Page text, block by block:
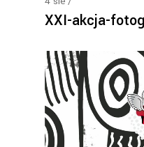
XXI-akcja-